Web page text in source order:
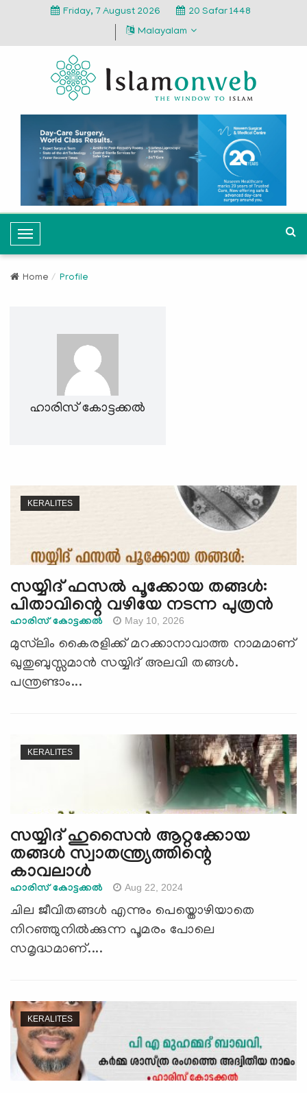
Friday, 7 August 2026
20 Safar 1448
Malayalam
T
o
n
Home Profile
ഹാരിസ് കോട്ടക്കൽ
KERALITES
സയ്യിദ് ഫസൽ പൂക്കോയ തങ്ങൾ:
പിതാവിന്റെ വഴിയേ നടന്ന പുത്രന്‍
ഹാരിസ് കോട്ടക്കൽ May 10, 2026
മുസ്‍ലിം കൈരളിക്ക് മറക്കാനാവാത്ത നാമമാണ്
ഖുതുബുസ്സമാൻ സയ്യിദ് അലവി തങ്ങൾ.
പന്ത്രണ്ടാം...
KERALITES
സയ്യിദ് ഹുസൈൻ ആറ്റക്കോയ
തങ്ങൾ സ്വാതന്ത്ര്യത്തിന്റെ
കാവലാള്‍
ഹാരിസ് കോട്ടക്കൽ Aug 22, 2024
ചില ജീവിതങ്ങള്‍ എന്നും പെയ്തൊഴിയാതെ
നിറഞ്ഞുനില്‍ക്കുന്ന പൂമരം പോലെ
സമൃദ്ധമാണ്....
KERALITES